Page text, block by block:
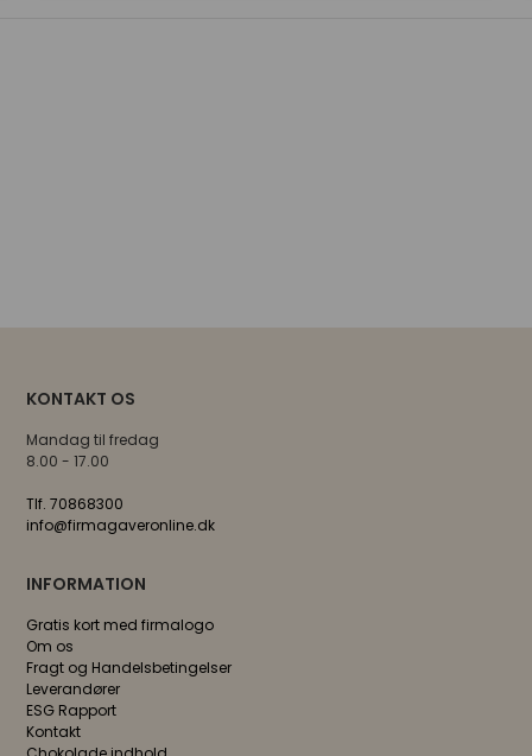
KONTAKT OS
Mandag til fredag
8.00 - 17.00
Tlf. 70868300
info@firmagaveronline.dk
INFORMATION
Gratis kort med firmalogo
Om os
Fragt og Handelsbetingelser
Leverandører
ESG Rapport
Kontakt